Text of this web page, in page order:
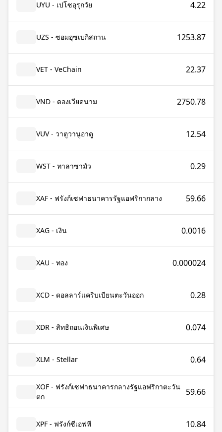
UYU - เปโซอุรุกวัย 4.22
UZS - ซอมอุซเบกิสถาน 1253.87
VET - VeChain 22.37
VND - ดองเวียดนาม 2750.78
VUV - วาตูวานูอาตู 12.54
WST - ทาลาซามัว 0.29
XAF - ฟรังก์เซฟาธนาคารรัฐแอฟริกากลาง 59.66
XAG - เงิน 0.0016
XAU - ทอง 0.000024
XCD - ดอลลาร์แคริบเบียนตะวันออก 0.28
XDR - สิทธิถอนเงินพิเศษ 0.074
XLM - Stellar 0.64
XOF - ฟรังก์เซฟาธนาคารกลางรัฐแอฟริกาตะวัน
ตก
59.66
XPF - ฟรังก์ซีเอฟพี 10.84